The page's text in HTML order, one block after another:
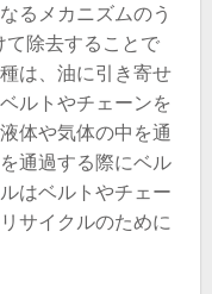
るメカニズムのう
て除去することで
は、油に引き寄せ
ルトやチェーンを
体や気体の中を通
通過する際にベル
はベルトやチェー
サイクルのために